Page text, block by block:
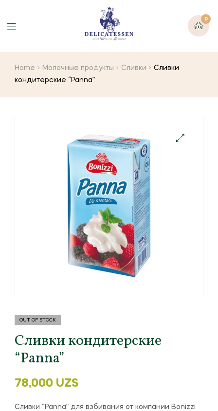
0
Home Молочные продукты Сливки
Сливки
кондитерские “Panna”
OUT OF STOCK
Сливки кондитерские
“Panna”
78,000 UZS
Сливки “Panna” для взбивания от компании Bonizzi